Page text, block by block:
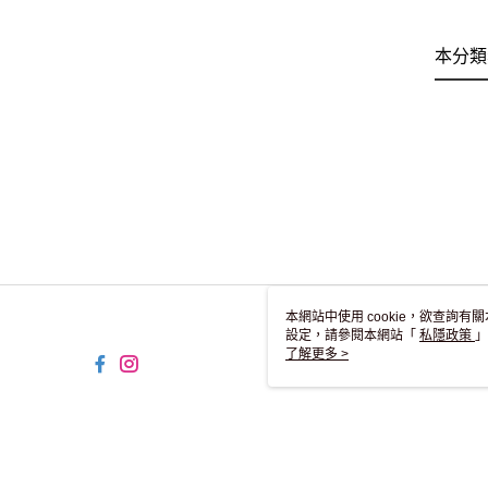
本分
本網站中使用 cookie，欲查詢有
設定，請參閱本網站「 私隱政策
用 cookie。
了解更多 >